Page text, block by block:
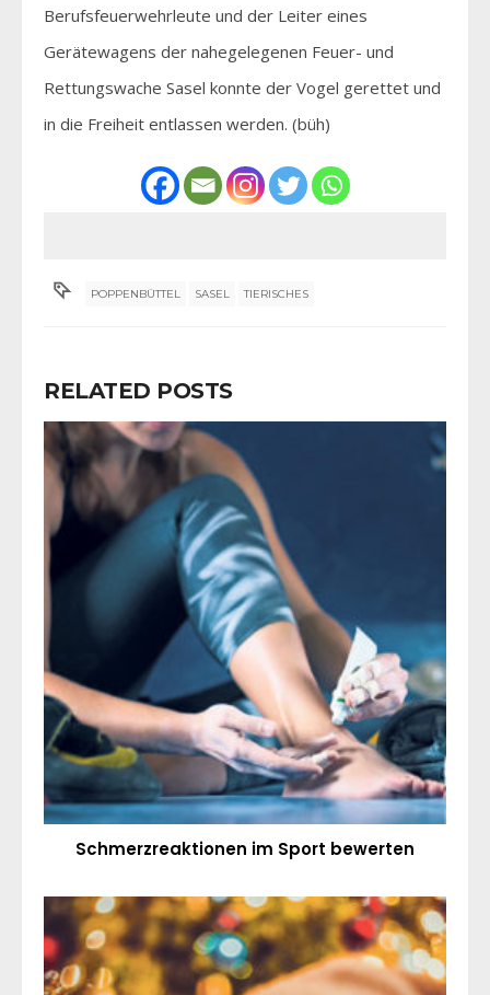
Berufsfeuerwehrleute und der Leiter eines
Gerätewagens der nahegelegenen Feuer- und
Rettungswache Sasel konnte der Vogel gerettet und
in die Freiheit entlassen werden. (büh)
POPPENBÜTTEL SASEL TIERISCHES
RELATED POSTS
Schmerzreaktionen im Sport bewerten